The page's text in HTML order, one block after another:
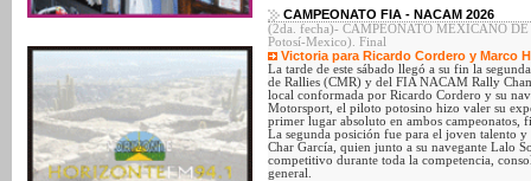
CAMPEONATO FIA - NACAM 2026
(2da. fecha)- CAMPEONATO MEXICANO
Potosí-Mexico). Final
Victoria para Ricardo Cordero y Marco
La tarde de este sábado llegó a su fin la
de Rallies (CMR) y del FIA NACAM Rally
local conformada por Ricardo Cordero y su
Motorsport, el piloto potosino hizo valer su
primer lugar absoluto en ambos campeonatos,
La segunda posición fue para el joven talento
Char García, quien junto a su navegante Lalo
competitivo durante toda la competencia,
general.